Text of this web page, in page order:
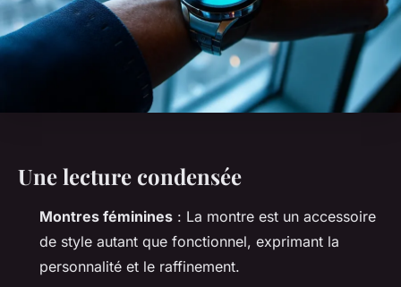
Une lecture condensée
Montres féminines : La montre est un accessoire
de style autant que fonctionnel, exprimant la
personnalité et le raffinement.